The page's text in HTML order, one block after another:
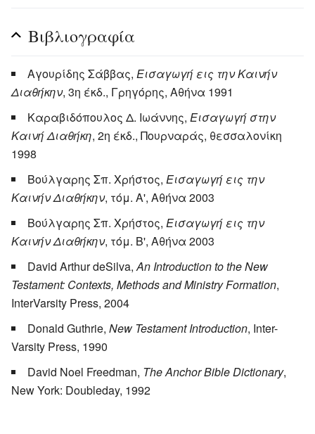
Βιβλιογραφία
Αγουρίδης Σάββας, Εισαγωγή εις την Καινήν
Διαθήκην, 3η έκδ., Γρηγόρης, Αθήνα 1991
Καραβιδόπουλος Δ. Ιωάννης, Εισαγωγή στην
Καινή Διαθήκη, 2η έκδ., Πουρναράς, θεσσαλονίκη
1998
Βούλγαρης Σπ. Χρήστος, Εισαγωγή εις την
Καινήν Διαθήκην, τόμ. Α', Αθήνα 2003
Βούλγαρης Σπ. Χρήστος, Εισαγωγή εις την
Καινήν Διαθήκην, τόμ. Β', Αθήνα 2003
David Arthur deSilva, An Introduction to the New
Testament: Contexts, Methods and Ministry Formation,
InterVarsity Press, 2004
Donald Guthrie, New Testament Introduction, Inter-
Varsity Press, 1990
David Noel Freedman, The Anchor Bible Dictionary,
New York: Doubleday, 1992